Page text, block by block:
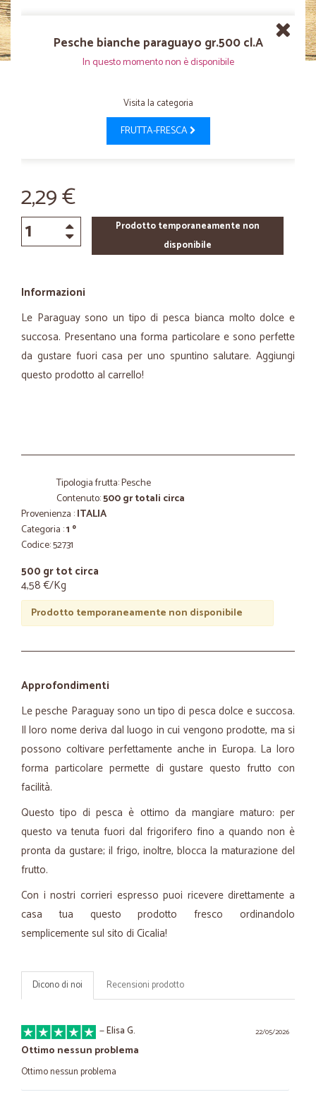
Pesche bianche paraguayo gr.500 cl.A
In questo momento non è disponibile
Visita la categoria
FRUTTA-FRESCA
2,29 €
Prodotto temporaneamente non
disponibile
Informazioni
Le Paraguay sono un tipo di pesca bianca molto dolce e
succosa. Presentano una forma particolare e sono perfette
da gustare fuori casa per uno spuntino salutare. Aggiungi
questo prodotto al carrello!
Tipologia frutta: Pesche
Contenuto:500 gr totali circa
Provenienza :ITALIA
Categoria :1 º
Codice: 52731
500 gr tot circa
4,58 €/Kg
Prodotto temporaneamente non disponibile
Approfondimenti
Le pesche Paraguay sono un tipo di pesca dolce e succosa.
Il loro nome deriva dal luogo in cui vengono prodotte, ma si
possono coltivare perfettamente anche in Europa. La loro
forma particolare permette di gustare questo frutto con
facilità.
Questo tipo di pesca è ottimo da mangiare maturo: per
questo va tenuta fuori dal frigorifero fino a quando non è
pronta da gustare; il frigo, inoltre, blocca la maturazione del
frutto.
Con i nostri corrieri espresso puoi ricevere direttamente a
casa tua questo prodotto fresco ordinandolo
semplicemente sul sito di Cicalia!
Dicono di noi Recensioni prodotto
22/05/2026
—Elisa G.
Ottimo nessun problema
Ottimo nessun problema